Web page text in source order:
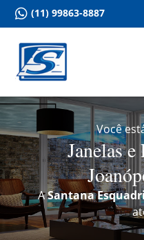
 (11) 99863-8887
Você
Janelas e
ASantana